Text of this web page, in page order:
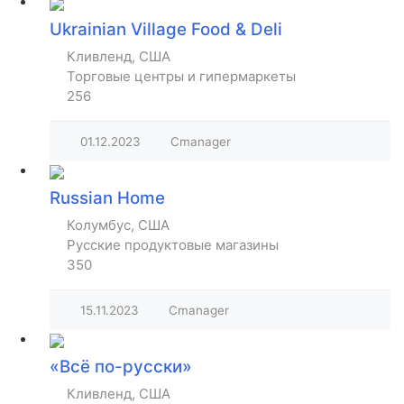
Ukrainian Village Food & Deli
Кливленд, США
Торговые центры и гипермаркеты
256
01.12.2023 Cmanager
Russian Home
Колумбус, США
Русские продуктовые магазины
350
15.11.2023 Cmanager
«Всё по-русски»
Кливленд, США